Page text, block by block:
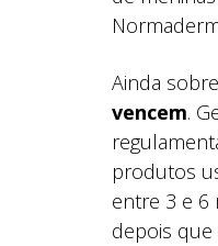
Ainda
vencem.
produtos
entre 3 e 6
depois